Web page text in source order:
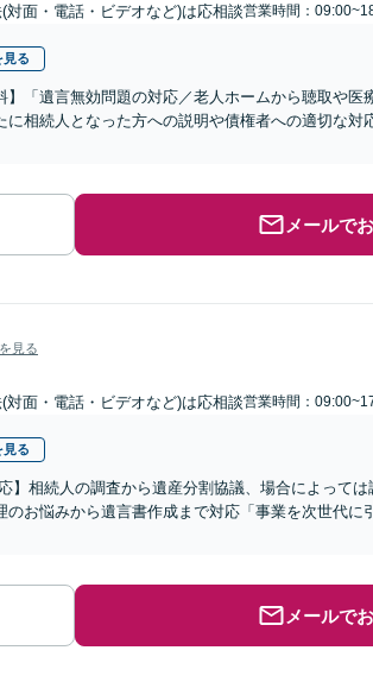
対面・電話・ビデオなど)は応相談営業時間：
見る
】「遺言無効問題の対応／老人ホームから聴取や
相続人となった方への説明や債権者への適切な対
メールで
見る
対面・電話・ビデオなど)は応相談営業時間：
見る
】相続人の調査から遺産分割協議、場合によって
お悩みから遺言書作成まで対応「事業を次世代に
メールで